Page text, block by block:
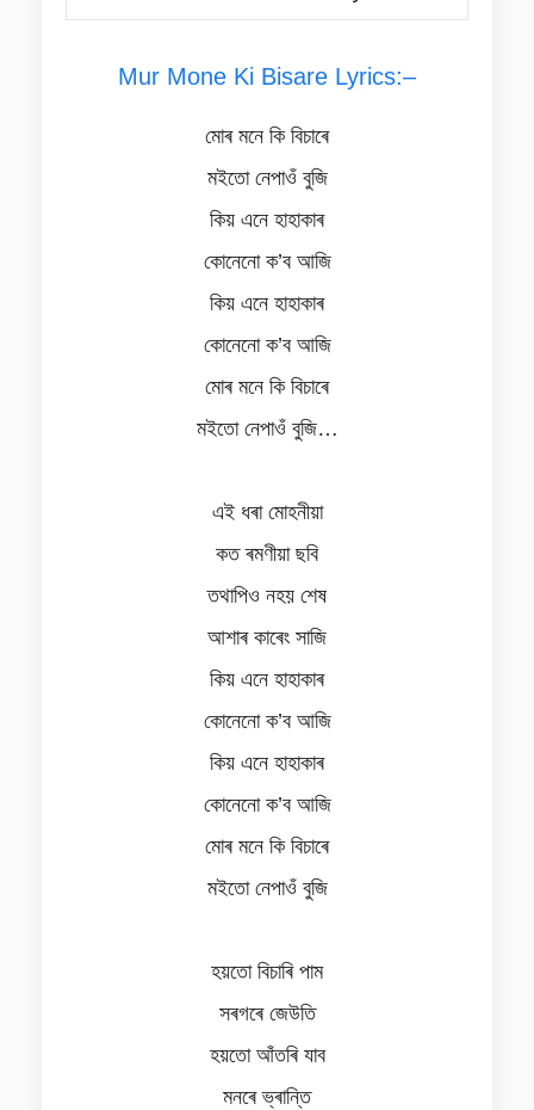
Mur Mone Ki Bisare Lyrics:–
মোৰ মনে কি বিচাৰে
মইতো নেপাওঁ বুজি
কিয় এনে হাহাকাৰ
কোনেনো ক’ব আজি
কিয় এনে হাহাকাৰ
কোনেনো ক’ব আজি
মোৰ মনে কি বিচাৰে
মইতো নেপাওঁ বুজি…
এই ধৰা মোহনীয়া
কত ৰমণীয়া ছবি
তথাপিও নহয় শেষ
আশাৰ কাৰেং সাজি
কিয় এনে হাহাকাৰ
কোনেনো ক’ব আজি
কিয় এনে হাহাকাৰ
কোনেনো ক’ব আজি
মোৰ মনে কি বিচাৰে
মইতো নেপাওঁ বুজি
হয়তো বিচাৰি পাম
সৰগৰে জেউতি
হয়তো আঁতৰি যাব
মনৰে ভ্ৰান্তি